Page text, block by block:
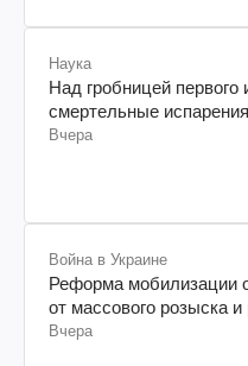
Наука
Над гробницей первого
смертельные
Вчера
Война в Украине
Реформа мобилизации
от массового розыска
Вчера